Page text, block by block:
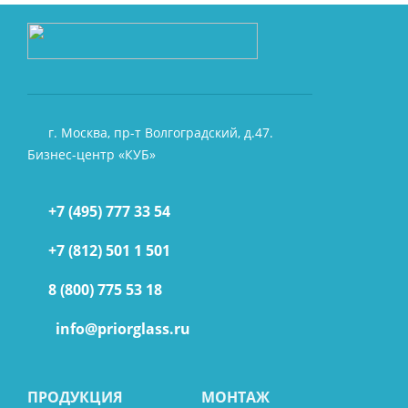
г. Москва, пр-т Волгоградский, д.47.
Бизнес-центр «КУБ»
+7 (495) 777 33 54
+7 (812) 501 1 501
8 (800) 775 53 18
info@priorglass.ru
ПРОДУКЦИЯ МОНТАЖ